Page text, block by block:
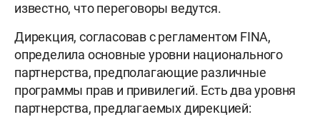
известно, что переговоры ведутся.
Дирекция, согласовав с регламентом FINA,
определила основные уровни национального
партнерства, предполагающие различные
программы прав и привилегий. Есть два уровня
партнерства, предлагаемых дирекцией: